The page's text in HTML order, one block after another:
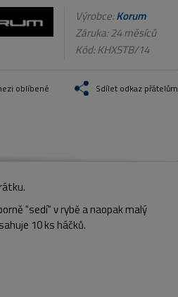
Výrobce:Korum
Záruka: 24 měsíců
Kód:KHXSTB/14
oblíbené Sdílet odkaz přátelům
"sedí" v rybě a naopak malý
10 ks háčků.